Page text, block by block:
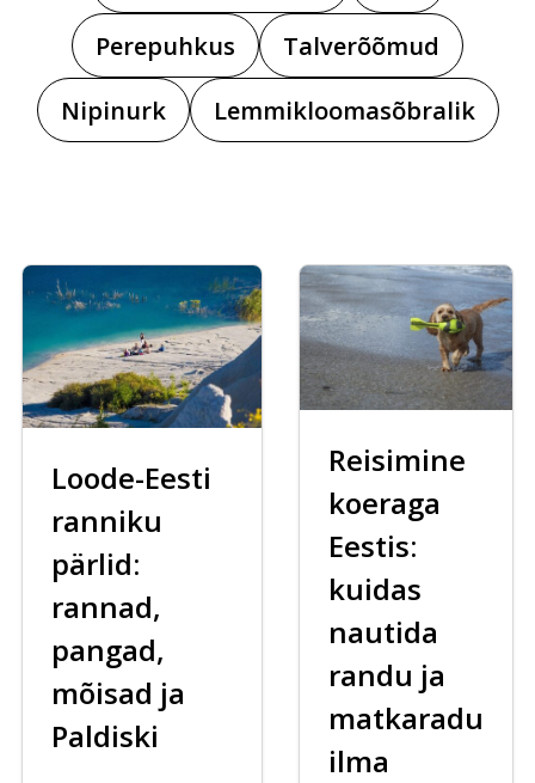
Perepuhkus
Talverõõmud
Nipinurk
Lemmikloomasõbralik
Loode-Eesti
ranniku
pärlid:
rannad,
pangad,
mõisad ja
Paldiski
Reisimine
koeraga
Eestis:
kuidas
nautida
randu ja
matkaradu
ilma